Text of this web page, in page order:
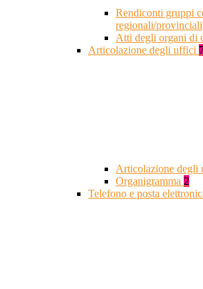
Rendiconti gruppi
regionali/provinciali
Atti degli organi di
Articolazione degli uffici
Articolazione degli
Organigramma 2
Telefono e posta